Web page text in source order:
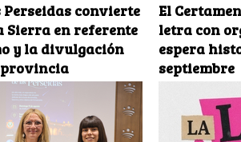
Perseidas convierte
Sierra en referente
y la divulgación
El
letra con
espera
septiembre